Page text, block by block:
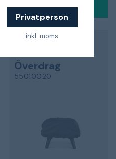
Privatperson
inkl. moms
Överdrag
55010020